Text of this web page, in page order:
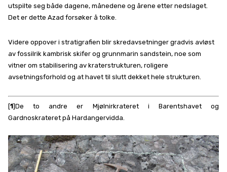
utspilte seg både dagene, månedene og årene etter nedslaget.
Det er dette Azad forsøker å tolke.
Videre oppover i stratigrafien blir skredavsetninger gradvis avløst
av fossilrik kambrisk skifer og grunnmarin sandstein, noe som
vitner om stabilisering av kraterstrukturen, roligere
avsetningsforhold og at havet til slutt dekket hele strukturen.
[1]De to andre er Mjølnirkrateret i Barentshavet og
Gardnoskrateret på Hardangervidda.